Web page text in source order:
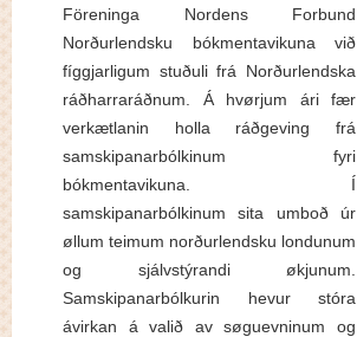
Föreninga Nordens Forbund
Norðurlendsku bókmentavikuna við
fíggjarligum stuðuli frá Norðurlendska
ráðharraráðnum. Á hvørjum ári fær
verkætlanin holla ráðgeving frá
samskipanarbólkinum fyri
bókmentavikuna. Í
samskipanarbólkinum sita umboð úr
øllum teimum norðurlendsku londunum
og sjálvstýrandi økjunum.
Samskipanarbólkurin hevur stóra
ávirkan á valið av søguevninum og